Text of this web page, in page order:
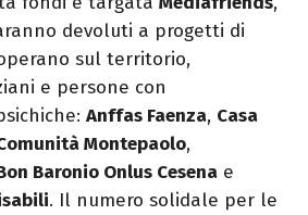
devoluti a progetti di
sul territorio,
e persone con
Anffas Faenza, Casa
Montepaolo,
Baronio Onlus Cesena e
. Il numero solidale per le